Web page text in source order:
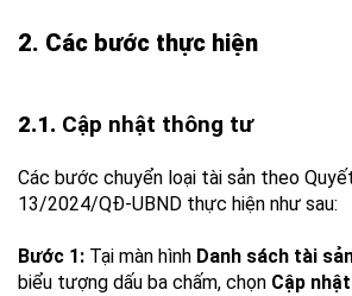
2. Các bước thực hiện
2.1. Cập nhật thông tư
Các bước chuyển loại tài sản theo
13/2024/QĐ-UBND thực hiện như sau:
Bước 1: Tại màn hình Danh sách tài
biểu tượng dấu ba chấm, chọn Cập